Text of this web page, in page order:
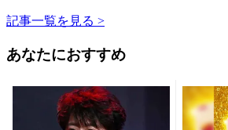
記事一覧を見る >
あなたにおすすめ